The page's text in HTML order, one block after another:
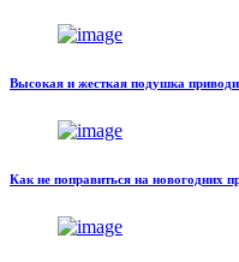
Высокая и жесткая подушка
Как не поправиться на новогодних